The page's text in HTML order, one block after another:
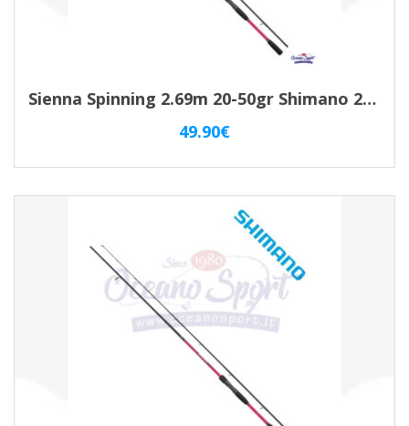
Sienna Spinning 2.69m 20-50gr Shimano 2pz SSN810HE
49.90€